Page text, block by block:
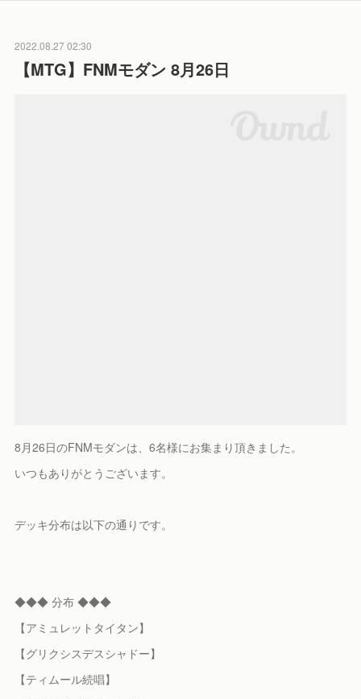
2022.08.27 02:30
【MTG】FNMモダン 8月26日
8月26日のFNMモダンは、6名様にお集まり頂きました。
いつもありがとうございます。
デッキ分布は以下の通りです。
◆◆◆ 分布 ◆◆◆
【アミュレットタイタン】
【グリクシスデスシャドー】
【ティムール続唱】